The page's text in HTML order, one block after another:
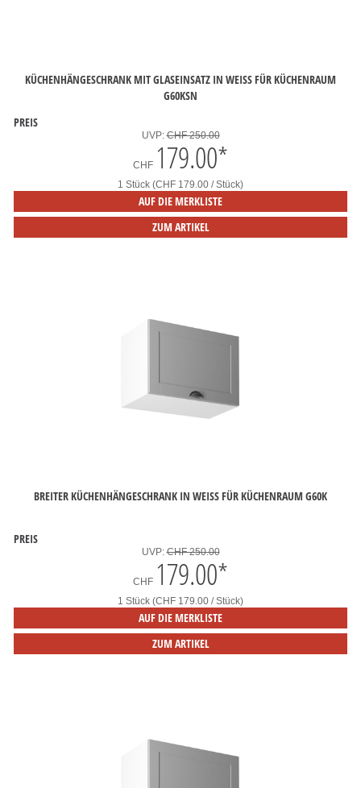
KÜCHENHÄNGESCHRANK MIT GLASEINSATZ IN WEISS FÜR KÜCHENRAUM
G60KSN
PREIS
UVP:CHF 250.00
CHF 179.00*
1 Stück (CHF 179.00 / Stück)
AUF DIE MERKLISTE
ZUM ARTIKEL
BREITER KÜCHENHÄNGESCHRANK IN WEISS FÜR KÜCHENRAUM G60K
PREIS
UVP:CHF 250.00
CHF 179.00*
1 Stück (CHF 179.00 / Stück)
AUF DIE MERKLISTE
ZUM ARTIKEL